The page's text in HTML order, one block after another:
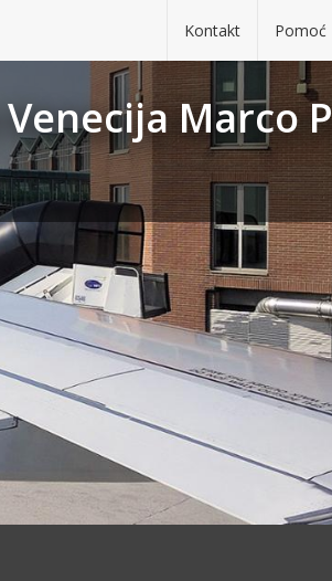
Kontakt Pomoć
Marco